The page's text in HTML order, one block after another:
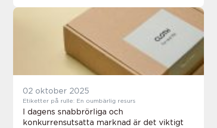
02 oktober 2025
Etiketter på rulle: En oumbärlig resurs
I dagens snabbrörliga och
konkurrensutsatta marknad är det viktigt